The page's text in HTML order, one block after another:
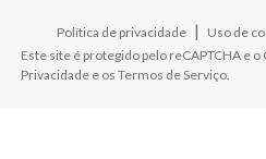
Política de privacidade | Uso de
Este site é protegido pelo reCAPTCHA e o
Privacidade e os Termos de Serviço.